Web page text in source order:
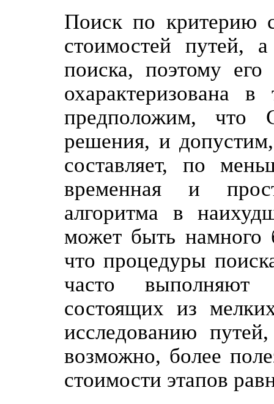
Поиск по критерию
стоимостей путей,
поиска, поэтому
охарактеризована
предположим, что
решения, и
составляет, по
временная и
алгоритма в
может быть намного
что процедуры
часто выполняют
состоящих из
исследованию
возможно, более
стоимости этапов